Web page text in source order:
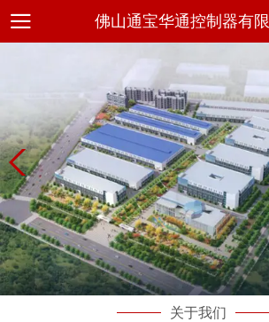
佛山通宝华通控制器有
关于我们